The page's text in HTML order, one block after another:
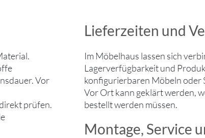
Vor
prüfen.
Lieferzeiten und
Im Möbelhaus lassen sich
Lagerverfügbarkeit und
konfigurierbaren Möbeln oder
Vor Ort kann geklärt werden,
bestellt werden müssen.
Montage, Service